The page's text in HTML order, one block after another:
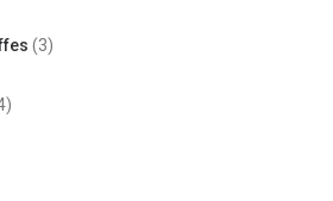
(3)